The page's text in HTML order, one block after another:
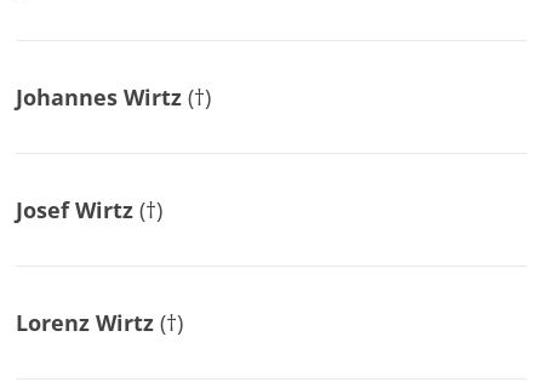
Johannes Wirtz (†)
Josef Wirtz (†)
Lorenz Wirtz (†)